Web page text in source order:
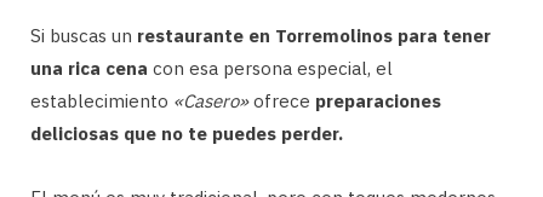
Si buscas un restaurante en Torremolinos para tener
una rica cena con esa persona especial, el
establecimiento «Casero»ofrece preparaciones
deliciosas que no te puedes perder.